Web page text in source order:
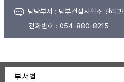
담당부서 : 남부건설사업소 관리과
전화번호 : 054-880-8215
부서별